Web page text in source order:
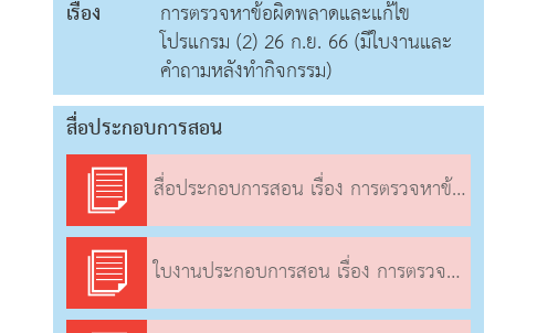
เรื่อง
การตรวจหาข้อผิดพลาดและแก้ไข
โปรแกรม (2) 26 ก.ย. 66 (มีใบงานและ
คำถามหลังทำกิจกรรม)
สื่อประกอบการสอน
สื่อประกอบการสอน เรื่อง การตรวจหาข้อผิดพลาดและแก้ไขโปรแกรม (2)
ใบงานประกอบการสอน เรื่อง การตรวจหาข้อผิดพลาดและแก้ไขโปรแกรม (2)